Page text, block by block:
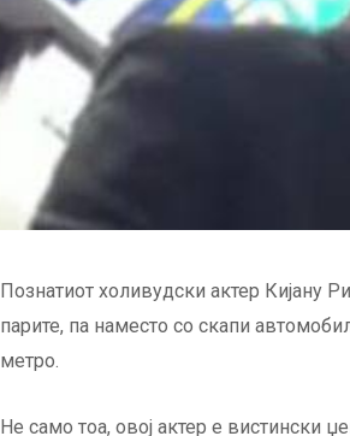
Познатиот холивудски актер Кијану
парите, па наместо со скапи
метро.
Не само тоа, овој актер е вистински